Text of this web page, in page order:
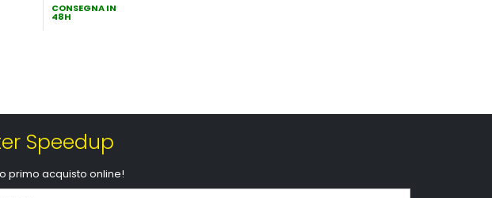
CONSEGNA IN
48H
Speedup
primo acquisto online!